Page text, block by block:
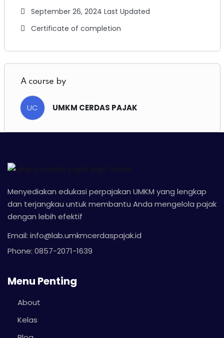
September 26, 2024 Last Updated
Certificate of completion
A course by
UC UMKM CERDAS PAJAK
Menyediakan edukasi perpajakan UMKM yang lengkap
dan terjangkau untuk membantu Anda mengelola pajak
dengan lebih efektif
Email: info@lab.umkmcerdaspajak.id
Phone: 0857-2071-1639
Menu Penting
About
Kelas